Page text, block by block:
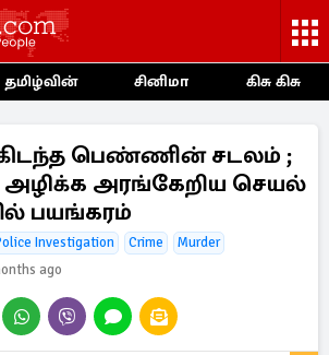
தமிழ்வின் சினிமா கிசு கிசு
பெண்ணின் சடலம் ;
அரங்கேறிய செயல்
பயங்கரம்
Investigation Crime
Murder
ago